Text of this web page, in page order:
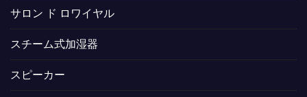
サロン ド ロワイヤル
スチーム式加湿器
スピーカー